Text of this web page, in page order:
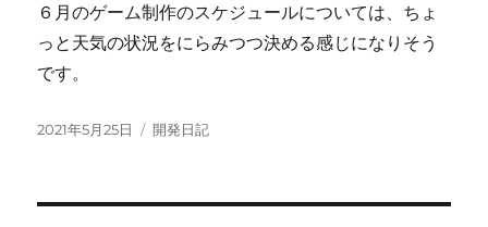
６月のゲーム制作のスケジュールについては、ちょ
っと天気の状況をにらみつつ決める感じになりそう
です。
投
2021年5月25日
カ
開発日記